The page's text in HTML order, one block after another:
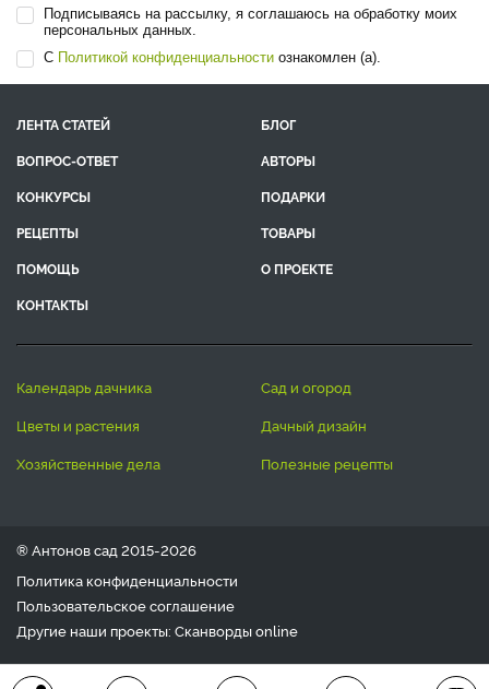
Подписываясь на рассылку, я соглашаюсь на обработку моих
персональных данных.
С Политикой конфиденциальности ознакомлен (а).
ЛЕНТА СТАТЕЙ
БЛОГ
ВОПРОС-ОТВЕТ
АВТОРЫ
КОНКУРСЫ
ПОДАРКИ
РЕЦЕПТЫ
ТОВАРЫ
ПОМОЩЬ
О ПРОЕКТЕ
КОНТАКТЫ
календарь дачника
сад и огород
цветы и растения
дачный дизайн
хозяйственные дела
полезные рецепты
® Антонов сад 2015-2026
Политика конфиденциальности
Пользовательское соглашение
Другие наши проекты: Сканвордыonline
Любое использование материала допускается только с